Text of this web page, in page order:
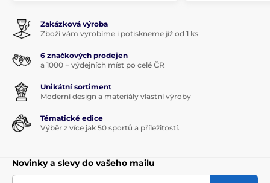
Zakázková výroba
Zboží vám vyrobíme i potiskneme již od 1 ks
6 značkových prodejen
a 1000 + výdejních míst po celé ČR
Unikátní sortiment
Moderní design a materiály vlastní výroby
Tématické edice
Výběr z více jak 50 sportů a příležitostí.
Novinky a slevy do vašeho mailu